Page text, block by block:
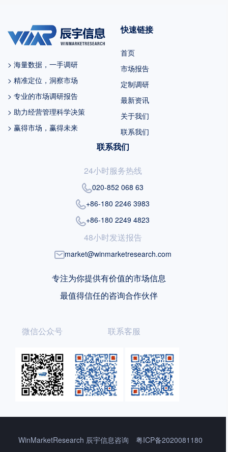
元，同期美国市场CAGR预计大约
为 %。未来几年，亚太地区的重
> 海量数据，一手调研
> 精准定位，洞察市场
> 专业的市场调研报告
> 助力经营管理科学决策
> 赢得市场，赢得未来
快速链接
首页
市场报告
定制调研
最新资讯
关于我们
联系我们
联系我们
24小时服务热线
020-852 068 63
+86-180 2246 3983
+86-180 2249 4823
48小时发送报告
market@winmarketresearch.com
专注为你提供有价值的市场信息
最值得信任的咨询合作伙伴
微信公众号 联系客服
WinMarketResearch 辰宇信息咨询 粤ICP备2020081180